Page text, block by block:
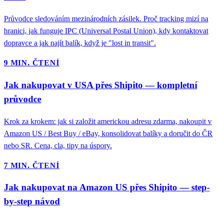
Průvodce sledováním mezinárodních zásilek. Proč tracking mizí na
hranici, jak funguje IPC (Universal Postal Union), kdy kontaktovat
dopravce a jak najít balík, když je "lost in transit".
9 MIN. ČTENÍ
Jak nakupovat v USA přes Shipito — kompletní
průvodce
Krok za krokem: jak si založit americkou adresu zdarma, nakoupit v
Amazon US / Best Buy / eBay, konsolidovat balíky a doručit do ČR
nebo SR. Cena, cla, tipy na úspory.
7 MIN. ČTENÍ
Jak nakupovat na Amazon US přes Shipito — step-
by-step návod